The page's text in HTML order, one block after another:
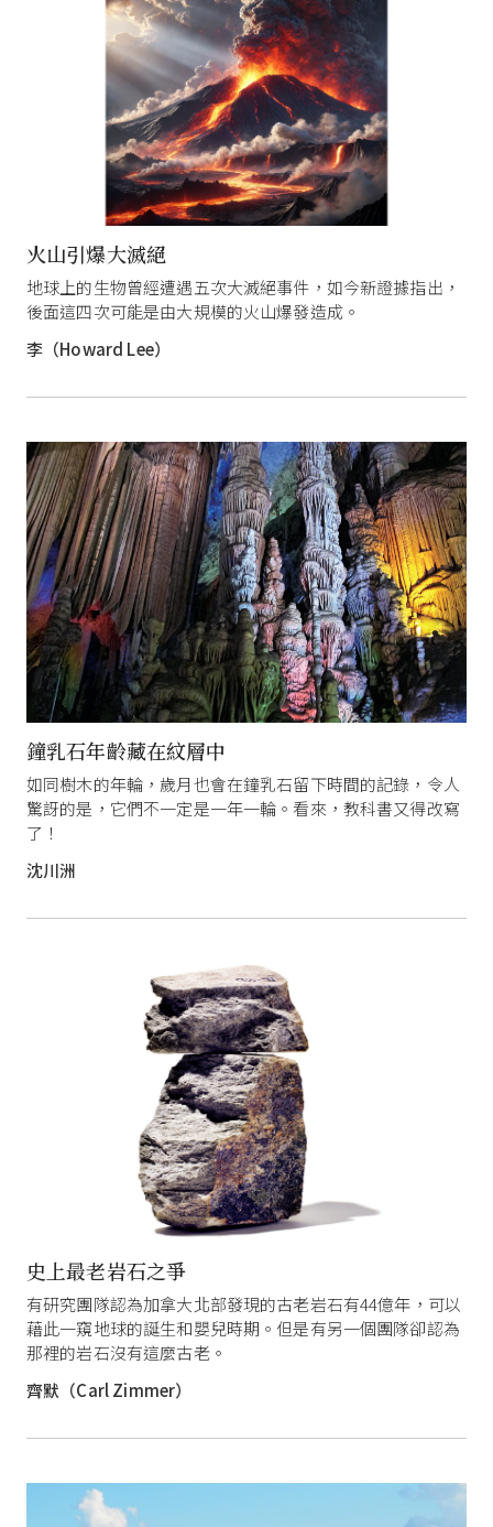
火山引爆大滅絕
地球上的生物曾經遭遇五次大滅絕事件，如今新證據指出，
後面這四次可能是由大規模的火山爆發造成。
李（Howard Lee）
鐘乳石年齡藏在紋層中
如同樹木的年輪，歲月也會在鐘乳石留下時間的記錄，令人
驚訝的是，它們不一定是一年一輪。看來，教科書又得改寫
了！
沈川洲
史上最老岩石之爭
有研究團隊認為加拿大北部發現的古老岩石有44億年，可以
藉此一窺地球的誕生和嬰兒時期。但是有另一個團隊卻認為
那裡的岩石沒有這麼古老。
齊默（Carl Zimmer）